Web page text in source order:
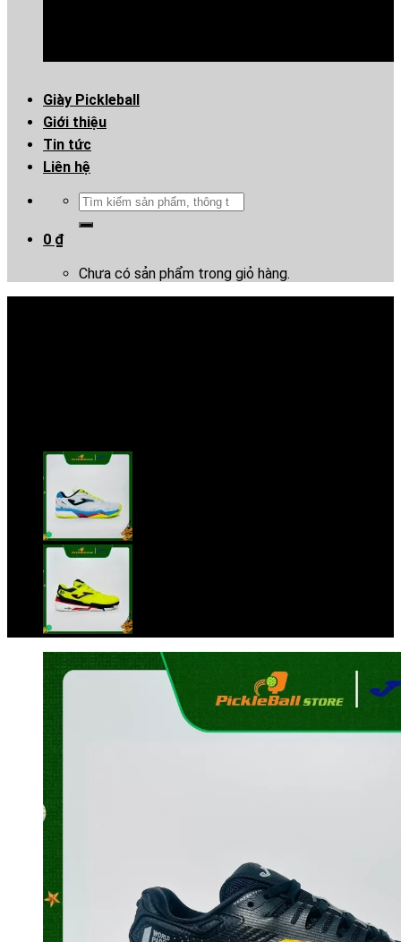
Giày Pickleball
Giới thiệu
Tin tức
Liên hệ
Tìm
0 ₫
Chưa có sản phẩm trong giỏ hàng.